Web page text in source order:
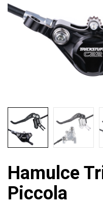
Hamulce
Piccola